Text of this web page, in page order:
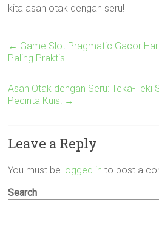
kita asah otak dengan seru!
← Game Slot Pragmatic Gacor
Paling Praktis
Asah Otak dengan Seru: Teka-Teki
Pecinta Kuis! →
Leave a Reply
You must be logged in to post a
Search